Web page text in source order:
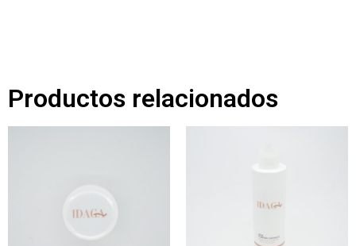
Productos relacionados